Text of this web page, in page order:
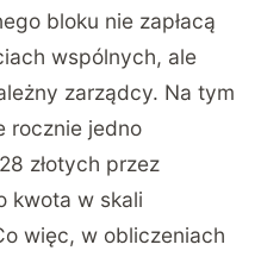
bloku nie zapłacą
wspólnych, ale
zarządcy. Na tym
rocznie jedno
złotych przez
kwota w skali
więc, w obliczeniach